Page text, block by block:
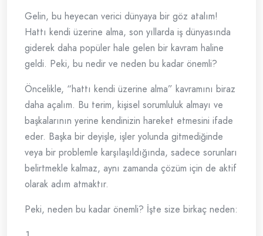
Gelin, bu heyecan verici dünyaya bir göz atalım!
Hattı kendi üzerine alma, son yıllarda iş dünyasında
giderek daha popüler hale gelen bir kavram haline
geldi. Peki, bu nedir ve neden bu kadar önemli?
Öncelikle, “hattı kendi üzerine alma” kavramını biraz
daha açalım. Bu terim, kişisel sorumluluk almayı ve
başkalarının yerine kendinizin hareket etmesini ifade
eder. Başka bir deyişle, işler yolunda gitmediğinde
veya bir problemle karşılaşıldığında, sadece sorunları
belirtmekle kalmaz, aynı zamanda çözüm için de aktif
olarak adım atmaktır.
Peki, neden bu kadar önemli? İşte size birkaç neden: